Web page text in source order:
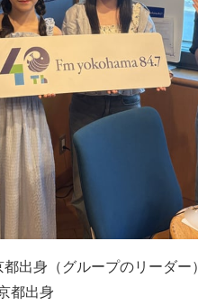
出身（グループのリーダー）
都出身